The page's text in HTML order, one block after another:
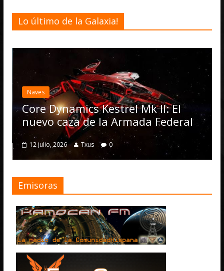
Lo último de la Galaxia!
Naves
Core Dynamics Kestrel Mk II: El
nuevo caza de la Armada Federal
12 julio, 2026 Txus 0
Emisoras